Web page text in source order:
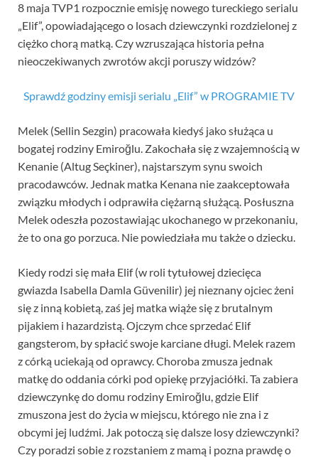
8 maja TVP1 rozpocznie emisję nowego tureckiego serialu
„Elif”, opowiadającego o losach dziewczynki rozdzielonej z
ciężko chorą matką. Czy wzruszająca historia pełna
nieoczekiwanych zwrotów akcji poruszy widzów?
Sprawdź godziny emisji serialu „Elif” w PROGRAMIE TV
Melek (Sellin Sezgin) pracowała kiedyś jako służąca u
bogatej rodziny Emiroğlu. Zakochała się z wzajemnością w
Kenanie (Altug Seçkiner), najstarszym synu swoich
pracodawców. Jednak matka Kenana nie zaakceptowała
związku młodych i odprawiła ciężarną służącą. Posłuszna
Melek odeszła pozostawiając ukochanego w przekonaniu,
że to ona go porzuca. Nie powiedziała mu także o dziecku.
Kiedy rodzi się mała Elif (w roli tytułowej dziecięca
gwiazda Isabella Damla Güvenilir) jej nieznany ojciec żeni
się z inną kobietą, zaś jej matka wiąże się z brutalnym
pijakiem i hazardzistą. Ojczym chce sprzedać Elif
gangsterom, by spłacić swoje karciane długi. Melek razem
z córką uciekają od oprawcy. Choroba zmusza jednak
matkę do oddania córki pod opiekę przyjaciółki. Ta zabiera
dziewczynkę do domu rodziny Emiroğlu, gdzie Elif
zmuszona jest do życia w miejscu, którego nie zna i z
obcymi jej ludźmi. Jak potoczą się dalsze losy dziewczynki?
Czy poradzi sobie z rozstaniem z mamą i pozna prawdę o